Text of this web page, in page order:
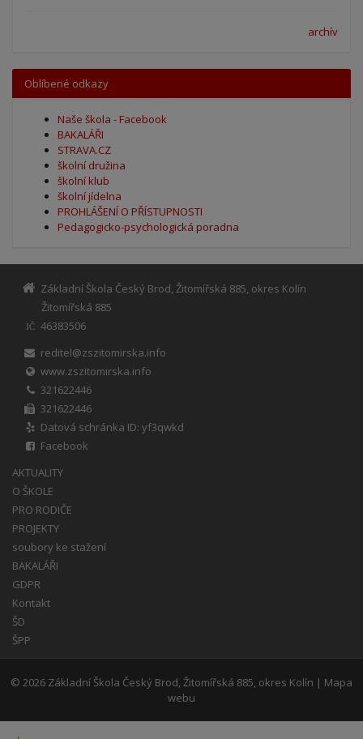
archív
Oblíbené odkazy
Naše škola - Facebook
BAKALÁŘI
STRAVA.CZ
školní družina
školní klub
školní jídelna
PROHLÁŠENÍ O PŘÍSTUPNOSTI
Pedagogicko-psychologická poradna
Základní Škola Český Brod, Žitomířská 885, okres Kolín
Žitomířská 885
IČ
46383506
reditel@zszitomirska.info
www.zszitomirska.info
321622446
321622446
Datová schránka ID: yf3qwkd
Facebook
AKTUALITY
O ŠKOLE
PRO RODIČE
PROJEKTY
soubory ke stažení
BAKALÁŘI
GDPR
Kontakt
ŠD
ŠPP
© 2026 Základní Škola Český Brod, Žitomířská 885, okres Kolín | Mapa
webu